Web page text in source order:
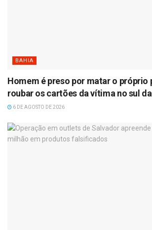
BAHIA
Homem é preso por matar o próprio
roubar os cartões da vítima no sul
6 DE AGOSTO DE 2026